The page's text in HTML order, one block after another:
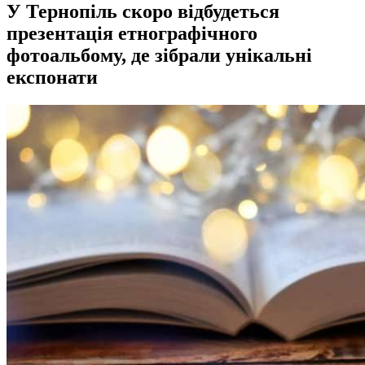
У Тернопіль скоро відбудеться
презентація етнографічного
фотоальбому, де зібрали унікальні
експонати